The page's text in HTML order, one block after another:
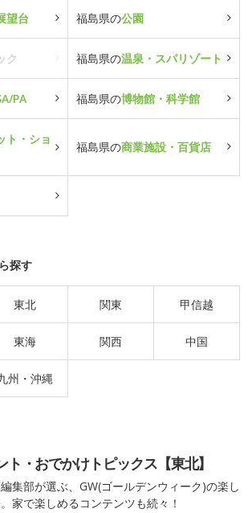
望台 福島県の公園
ク 福島県の温泉・スパリゾート
PA 福島県の博物館・科学館
ト・ショ
福島県の商業施設・百貨店
探す
東北 関東 甲信越
東海 関西 中国
州・沖縄
ト・おでかけトピックス【東北】
集部が選ぶ、GW(ゴールデンウィーク)の楽し
家で楽しめるコンテンツも続々！